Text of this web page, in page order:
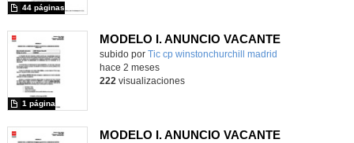
44 páginas
MODELO I. ANUNCIO VACANTE
subido por Tic cp winstonchurchill madrid
1 página
hace 2 meses
222 visualizaciones
MODELO I. ANUNCIO VACANTE